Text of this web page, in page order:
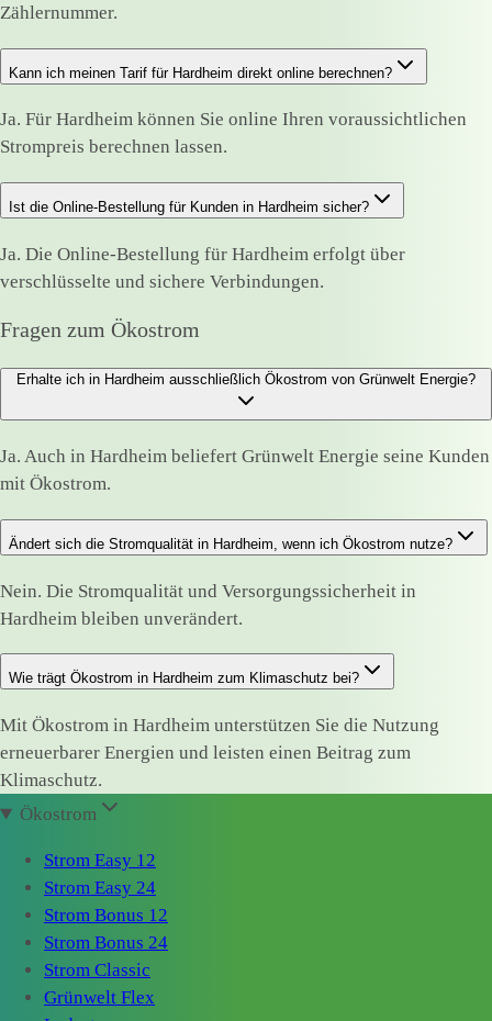
Zählernummer.
Kann ich meinen Tarif für Hardheim direkt online berechnen?
Ja. Für Hardheim können Sie online Ihren voraussichtlichen
Strompreis berechnen lassen.
Ist die Online-Bestellung für Kunden in Hardheim sicher?
Ja. Die Online-Bestellung für Hardheim erfolgt über
verschlüsselte und sichere Verbindungen.
Fragen zum Ökostrom
Erhalte ich in Hardheim ausschließlich Ökostrom von Grünwelt Energie?
Ja. Auch in Hardheim beliefert Grünwelt Energie seine Kunden
mit Ökostrom.
Ändert sich die Stromqualität in Hardheim, wenn ich Ökostrom nutze?
Nein. Die Stromqualität und Versorgungssicherheit in
Hardheim bleiben unverändert.
Wie trägt Ökostrom in Hardheim zum Klimaschutz bei?
Mit Ökostrom in Hardheim unterstützen Sie die Nutzung
erneuerbarer Energien und leisten einen Beitrag zum
Klimaschutz.
Ökostrom
Strom Easy 12
Strom Easy 24
Strom Bonus 12
Strom Bonus 24
Strom Classic
Grünwelt Flex